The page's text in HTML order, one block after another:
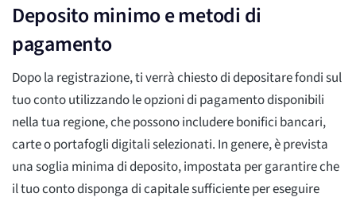
Deposito minimo e metodi di
pagamento
Dopo la registrazione, ti verrà chiesto di depositare fondi sul
tuo conto utilizzando le opzioni di pagamento disponibili
nella tua regione, che possono includere bonifici bancari,
carte o portafogli digitali selezionati. In genere, è prevista
una soglia minima di deposito, impostata per garantire che
il tuo conto disponga di capitale sufficiente per eseguire